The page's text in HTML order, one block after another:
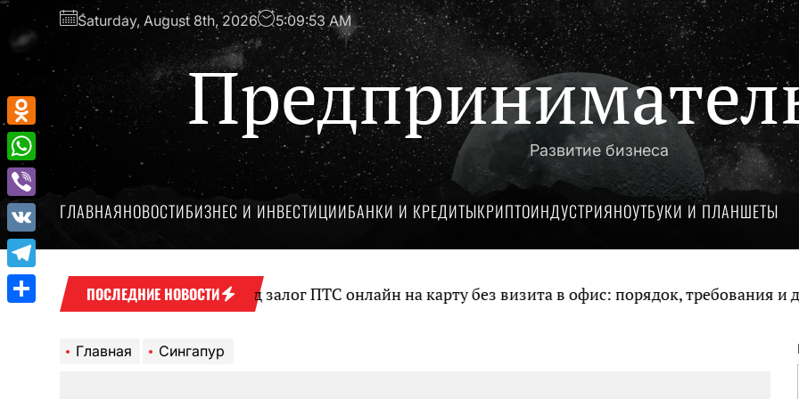
Перейти
содержимому
Saturday, August 8th, 2026 5:09:53 AM
Развитие бизнеса
ГЛАВНАЯНОВОСТИБИЗНЕС И ИНВЕСТИЦИИБАНКИ И КРЕДИТЫКРИПТОИНДУСТРИЯНОУТБУКИ И ПЛАНШЕТЫ
ПОСЛЕДНИЕ НОВОСТИ
Оформление займа под залог ПТС онлайн на карту без визита в офис: порядок, требования и
Главная Сингапур
Odnoklassniki
WhatsApp
Viber
VK
Telegram
Отправить